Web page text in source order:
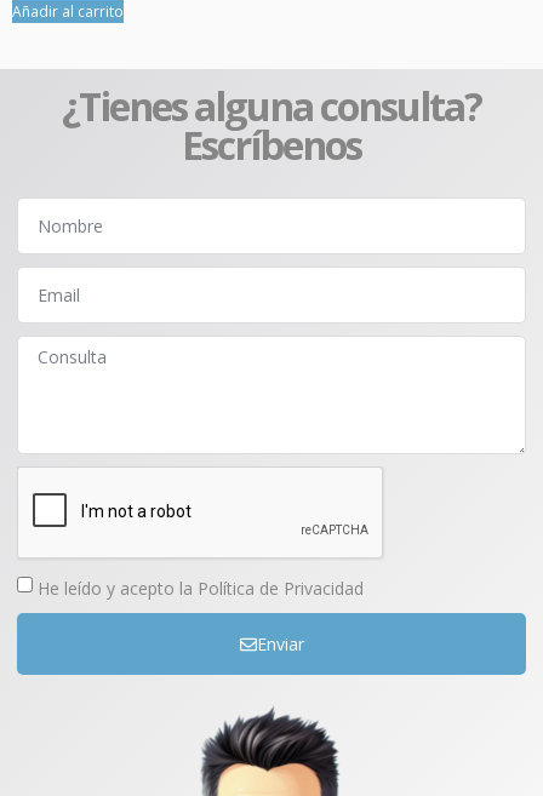
Añadir al carrito
¿Tienes alguna consulta?
Escríbenos
He leído y acepto la Política de Privacidad
Enviar